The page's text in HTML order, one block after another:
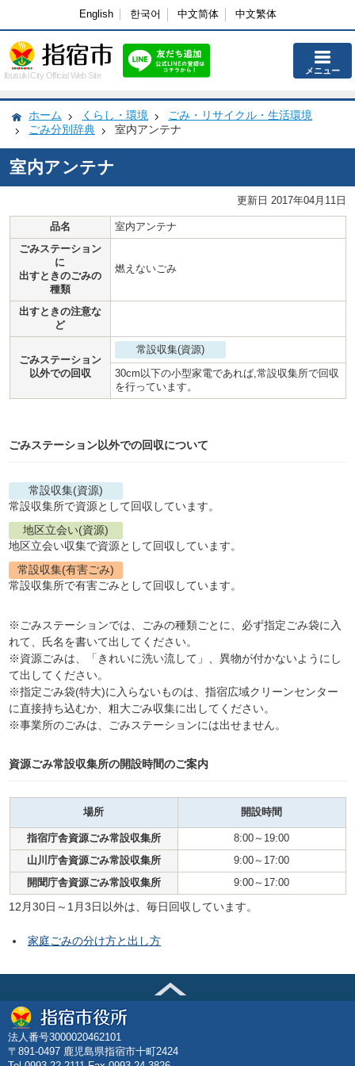
English 한국어 中文简体 中文繁体
Ibusuki City Official Web Site メニュー
ホーム くらし・環境
ごみ・リサイクル・生活環境
ごみ分別辞典
室内アンテナ
室内アンテナ
更新日 2017年04月11日
品名
室内アンテナ
ごみステーション
に
出すときのごみの
種類
燃えないごみ
出すときの注意な
ど
ごみステーション
以外での回収
常設収集(資源)
30cm以下の小型家電であれば,常設収集所で回収
を行っています。
ごみステーション以外での回収について
常設収集(資源)
常設収集所で資源として回収しています。
地区立会い(資源)
地区立会い収集で資源として回収しています。
常設収集(有害ごみ)
常設収集所で有害ごみとして回収しています。
※ごみステーションでは、ごみの種類ごとに、必ず指定ごみ袋に入
れて、氏名を書いて出してください。
※資源ごみは、「きれいに洗い流して」、異物が付かないようにし
て出してください。
※指定ごみ袋(特大)に入らないものは、指宿広域クリーンセンター
に直接持ち込むか、粗大ごみ収集に出してください。
※事業所のごみは、ごみステーションには出せません。
資源ごみ常設収集所の開設時間のご案内
場所 開設時間
指宿庁舎資源ごみ常設収集所
8:00～19:00
山川庁舎資源ごみ常設収集所
9:00～17:00
開聞庁舎資源ごみ常設収集所
9:00～17:00
12月30日～1月3日以外は、毎日回収しています。
家庭ごみの分け方と出し方
法人番号3000020462101
〒891-0497 鹿児島県指宿市十町2424